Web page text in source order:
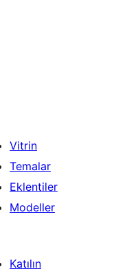
Vitrin
Temalar
Eklentiler
Modeller
Katılın